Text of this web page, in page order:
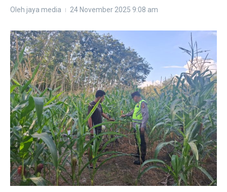
Oleh jaya media 24 November 2025 9:08 am